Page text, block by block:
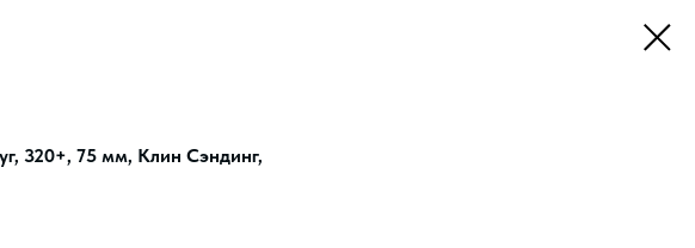
320+, 75 мм, Клин Сэндинг,